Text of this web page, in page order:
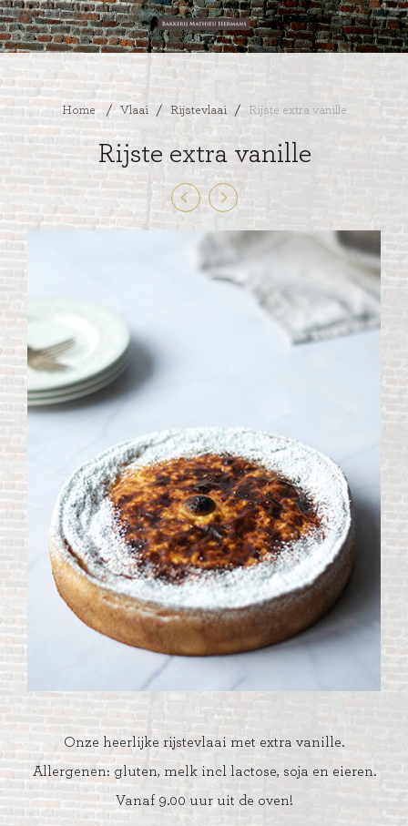
Home / Vlaai / Rijstevlaai / Rijste extra vanille
Rijste extra vanille
Onze heerlijke rijstevlaai met extra vanille.
Allergenen: gluten, melk incl lactose, soja en eieren.
Vanaf 9.00 uur uit de oven!